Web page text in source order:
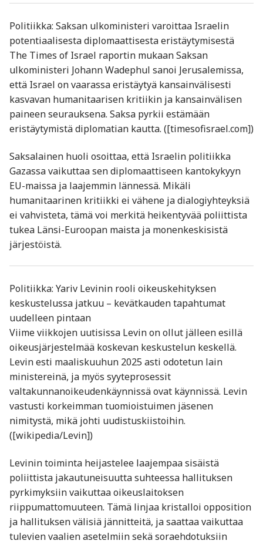
Politiikka: Saksan ulkoministeri varoittaa Israelin
potentiaalisesta diplomaattisesta eristäytymisestä
The Times of Israel raportin mukaan Saksan
ulkoministeri Johann Wadephul sanoi Jerusalemissa,
että Israel on vaarassa eristäytyä kansainvälisesti
kasvavan humanitaarisen kritiikin ja kansainvälisen
paineen seurauksena. Saksa pyrkii estämään
eristäytymistä diplomatian kautta. ([timesofisrael.com])
Saksalainen huoli osoittaa, että Israelin politiikka
Gazassa vaikuttaa sen diplomaattiseen kantokykyyn
EU-maissa ja laajemmin lännessä. Mikäli
humanitaarinen kritiikki ei vähene ja dialogiyhteyksiä
ei vahvisteta, tämä voi merkitä heikentyvää poliittista
tukea Länsi-Euroopan maista ja monenkeskisistä
järjestöistä.
Politiikka: Yariv Levinin rooli oikeuskehityksen
keskustelussa jatkuu – kevätkauden tapahtumat
uudelleen pintaan
Viime viikkojen uutisissa Levin on ollut jälleen esillä
oikeusjärjestelmää koskevan keskustelun keskellä.
Levin esti maaliskuuhun 2025 asti odotetun lain
ministereinä, ja myös syyteprosessit
valtakunnanoikeudenkäynnissä ovat käynnissä. Levin
vastusti korkeimman tuomioistuimen jäsenen
nimitystä, mikä johti uudistuskiistoihin.
([wikipedia/Levin])
Levinin toiminta heijastelee laajempaa sisäistä
poliittista jakautuneisuutta suhteessa hallituksen
pyrkimyksiin vaikuttaa oikeuslaitoksen
riippumattomuuteen. Tämä linjaa kristalloi opposition
ja hallituksen välisiä jännitteitä, ja saattaa vaikuttaa
tulevien vaalien asetelmiin sekä soraehdotuksiin